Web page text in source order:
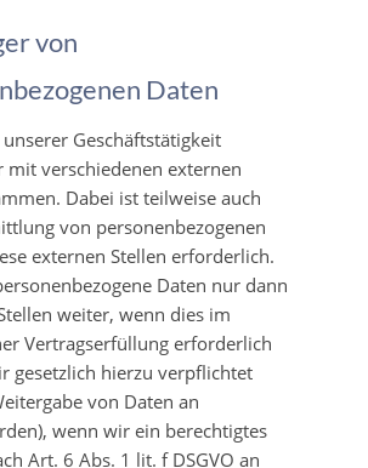
von
Daten
Geschäftstätigkeit
mit verschiedenen externen
Dabei ist teilweise auch
von personenbezogenen
externen Stellen erforderlich.
Daten nur dann
weiter, wenn dies im
Vertragserfüllung erforderlich
gesetzlich hierzu verpflichtet
von Daten an
wenn wir ein berechtigtes
Art. 6 Abs. 1 lit. f DSGVO an